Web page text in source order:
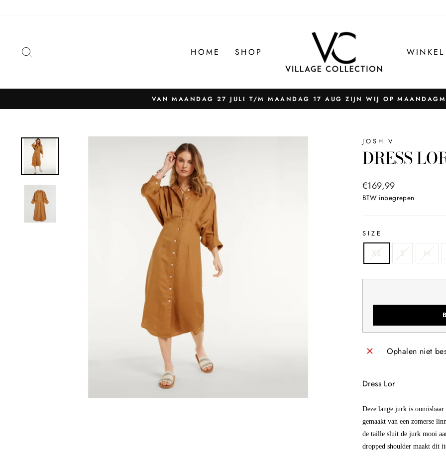
HOME SHOP WINKEL
Pauzeer
VAN MAANDAG 27 JULI T/M MAANDAG 17 AUG ZIJN WIJ OP
JOSH V
DRESS
Normale
prijs
€169,99
BTW inbegrepen
SIZE
XS S M
Ophalen niet
Dress Lor
Deze lange jurk is
gemaakt van een zomerse
de taille sluit de jurk mooi
dropped shoulder maakt dit